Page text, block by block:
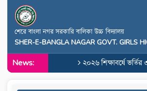
শেরে বাংলা নগর সরকারি বালিকা উচ্চ বিদ্যালয়
SHER-E-BANGLA NAGAR GOVT. GIRLS
News: ২০২৬ শিক্ষাবর্ষে ভর্তির